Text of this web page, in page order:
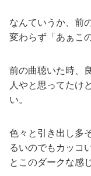
なんていうか、前
変わらず「あぁこ
前の曲聴いた時、
人やと思ってたけ
い。
色々と引き出し多
るいのでもカッコ
とこのダークな